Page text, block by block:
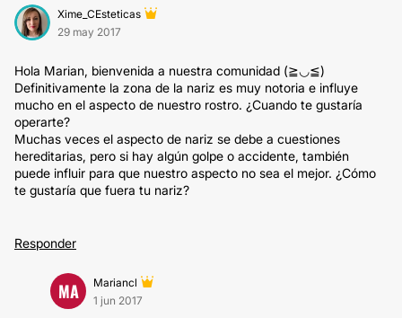
Xime_CEsteticas
29 may 2017
Hola Marian, bienvenida a nuestra comunidad (≧◡≦)
Definitivamente la zona de la nariz es muy notoria e influye
mucho en el aspecto de nuestro rostro. ¿Cuando te gustaría
operarte?
Muchas veces el aspecto de nariz se debe a cuestiones
hereditarias, pero si hay algún golpe o accidente, también
puede influir para que nuestro aspecto no sea el mejor. ¿Cómo
te gustaría que fuera tu nariz?
Responder
MA
Mariancl
1 jun 2017